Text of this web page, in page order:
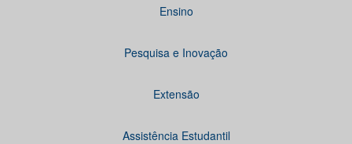
Ensino
Pesquisa e Inovação
Extensão
Assistência Estudantil